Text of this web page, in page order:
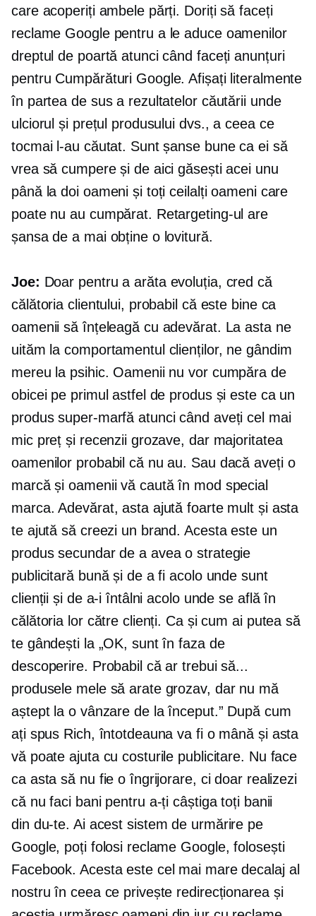
care acoperiți ambele părți. Doriți să faceți
reclame Google pentru a le aduce oamenilor
dreptul de poartă atunci când faceți anunțuri
pentru Cumpărături Google. Afișați literalmente
în partea de sus a rezultatelor căutării unde
ulciorul și prețul produsului dvs., a ceea ce
tocmai l-au căutat. Sunt șanse bune ca ei să
vrea să cumpere și de aici găsești acei unu
până la doi oameni și toți ceilalți oameni care
poate nu au cumpărat. Retargeting-ul are
șansa de a mai obține o lovitură.
Joe: Doar pentru a arăta evoluția, cred că
călătoria clientului, probabil că este bine ca
oamenii să înțeleagă cu adevărat. La asta ne
uităm la comportamentul clienților, ne gândim
mereu la psihic. Oamenii nu vor cumpăra de
obicei pe primul astfel de produs și este ca un
produs super-marfă atunci când aveți cel mai
mic preț și recenzii grozave, dar majoritatea
oamenilor probabil că nu au. Sau dacă aveți o
marcă și oamenii vă caută în mod special
marca. Adevărat, asta ajută foarte mult și asta
te ajută să creezi un brand. Acesta este un
produs secundar de a avea o strategie
publicitară bună și de a fi acolo unde sunt
clienții și de a-i întâlni acolo unde se află în
călătoria lor către clienți. Ca și cum ai putea să
te gândești la „OK, sunt în faza de
descoperire. Probabil că ar trebui să...
produsele mele să arate grozav, dar nu mă
aștept la o vânzare de la început.” După cum
ați spus Rich, întotdeauna va fi o mână și asta
vă poate ajuta cu costurile publicitare. Nu face
ca asta să nu fie o îngrijorare, ci doar realizezi
că nu faci bani pentru a-ți câștiga toți banii
din du-te. Ai acest sistem de urmărire pe
Google, poți folosi reclame Google, folosești
Facebook. Acesta este cel mai mare decalaj al
nostru în ceea ce privește redirecționarea și